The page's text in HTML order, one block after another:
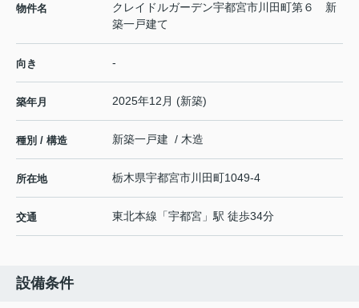
物件名
クレイドルガーデン宇都宮市川田町第６ 新
築一戸建て
向き -
築年月 2025年12月 (新築)
種別 / 構造 新築一戸建 / 木造
所在地 栃木県宇都宮市川田町1049-4
交通 東北本線 「宇都宮 」駅 徒歩34分
設備条件